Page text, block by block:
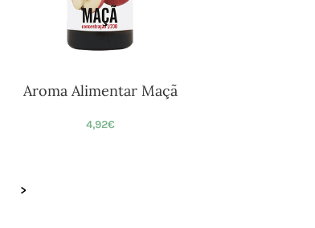
Aroma Alimentar Maçã
4,92€
>